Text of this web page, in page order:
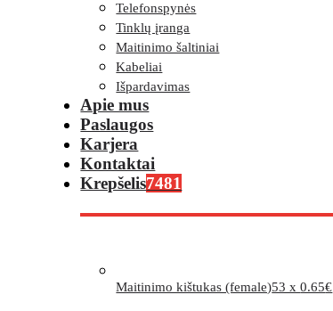
Telefonspynės
Tinklų įranga
Maitinimo šaltiniai
Kabeliai
Išpardavimas
Apie mus
Paslaugos
Karjera
Kontaktai
Krepšelis7481
Maitinimo kištukas (female)53 x0.65€